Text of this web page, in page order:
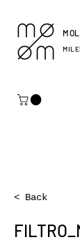
< Back